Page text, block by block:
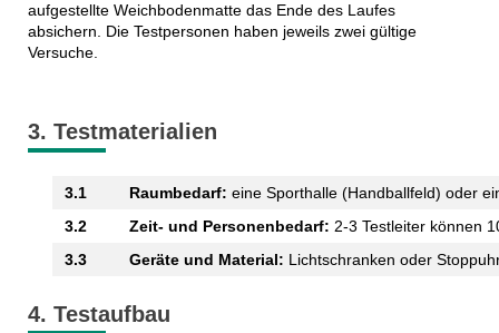
aufgestellte Weichbodenmatte das Ende des Laufes
absichern. Die Testpersonen haben jeweils zwei gültige
Versuche.
3. Testmaterialien
3.1 Raumbedarf: eine Sporthalle (Handballfeld) oder
3.2
Zeit- und Personenbedarf: 2-3 Testleiter können
3.3
Geräte und Material: Lichtschranken oder
4. Testaufbau